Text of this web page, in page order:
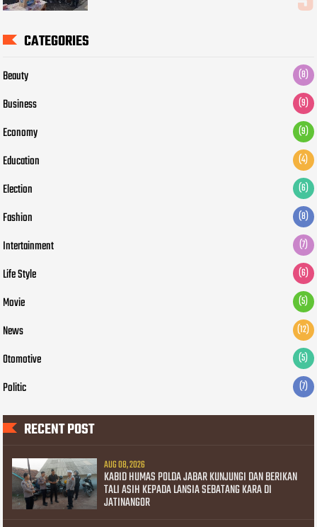
CATEGORIES
Beauty (8)
Business (9)
Economy (9)
Education (4)
Election (6)
Fashion (8)
Intertainment (7)
Life Style (6)
Movie (5)
News (12)
Otomotive (5)
Politic (7)
RECENT POST
AUG 08, 2026
KABID HUMAS POLDA JABAR KUNJUNGI DAN BERIKAN
TALI ASIH KEPADA LANSIA SEBATANG KARA DI
JATINANGOR